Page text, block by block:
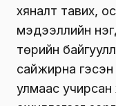
хяналт тавих,
мэдээллийн
төрийн
сайжирна
улмаас учирсан